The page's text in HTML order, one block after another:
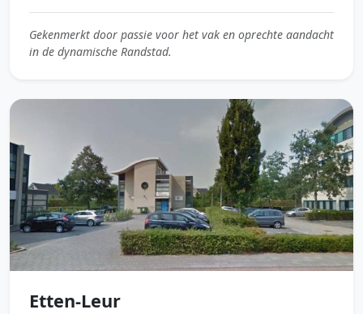
Gekenmerkt door passie voor het vak en oprechte aandacht
in de dynamische Randstad.
Etten-Leur